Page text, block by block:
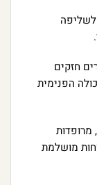
לשליפה
חזקים
הפנימית
מרופדות
מושלמת